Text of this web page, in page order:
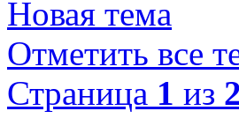
Новая тема
Отметить все
Страница 1 из